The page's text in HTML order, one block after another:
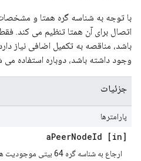
با توجه به شناسه گره همتا و
باشد، مناقصه به تکمیل اضافی نیاز
وجود داشته باشد، دوباره استفاده
جزئیات
پارامترها
[in] a
PeerNodeId
ارجاع به شناسه گره 64 بیتی موجودیت همتا که هدف الزام آور است.